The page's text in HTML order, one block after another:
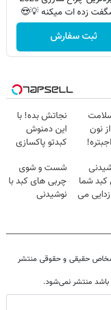
زده ات میکنه 💡😍
ثبت سفارش
نون
نجاتش بده! با
این دمنوش
کبدتو پاکسازی
مرجوعی
شما
می
شست و شوی
چربی های کبد با
نوشیدنی
حقیقی و حقوقی منتشر
باشد منتشر نمی‌شود.